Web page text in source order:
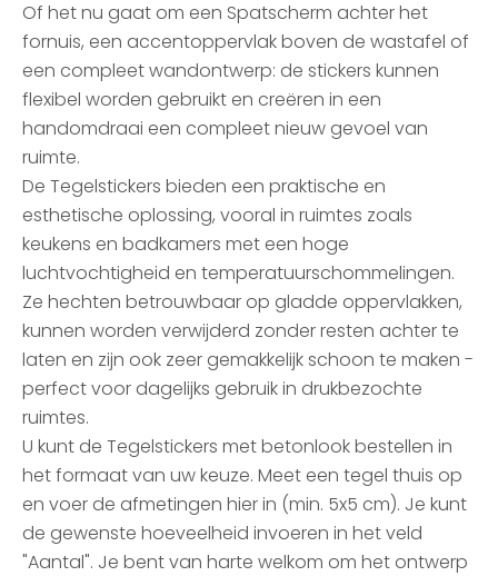
Of het nu gaat om een Spatscherm achter het
fornuis, een accentoppervlak boven de wastafel of
een compleet wandontwerp: de stickers kunnen
flexibel worden gebruikt en creëren in een
handomdraai een compleet nieuw gevoel van
ruimte.
De Tegelstickers bieden een praktische en
esthetische oplossing, vooral in ruimtes zoals
keukens en badkamers met een hoge
luchtvochtigheid en temperatuurschommelingen.
Ze hechten betrouwbaar op gladde oppervlakken,
kunnen worden verwijderd zonder resten achter te
laten en zijn ook zeer gemakkelijk schoon te maken -
perfect voor dagelijks gebruik in drukbezochte
ruimtes.
U kunt de Tegelstickers met betonlook bestellen in
het formaat van uw keuze. Meet een tegel thuis op
en voer de afmetingen hier in (min. 5x5 cm). Je kunt
de gewenste hoeveelheid invoeren in het veld
"Aantal". Je bent van harte welkom om het ontwerp